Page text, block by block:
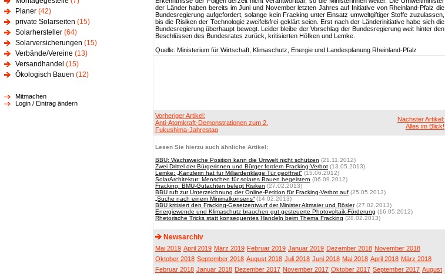
Planer (42)
private Solarseiten (15)
Solarhersteller (64)
Solarversicherungen (15)
Verbände/Vereine (13)
Versandhandel (15)
Ökologisch Bauen (12)
Mitmachen
Login / Eintrag ändern
der Länder haben bereits im Juni und November letzten Jahres auf Initiative von Rheinland-Pfalz die
Bundesregierung aufgefordert, solange kein Fracking unter Einsatz umweltgiftiger Stoffe zuzulassen,
bis die Risiken der Technologie zweifelsfrei geklärt seien. Erst nach der Länderinitiative habe sich die
Bundesregierung überhaupt bewegt. Leider bleibe der Vorschlag der Bundesregierung weit hinter den
Beschlüssen des Bundesrates zurück, kritisierten Höfken und Lemke.
Quelle: Ministerium für Wirtschaft, Klimaschutz, Energie und Landesplanung Rheinland-Pfalz
Vorheriger Artikel:
Anti-Atomkraft-Demonstrationen zum 2.
Fukushima-Jahrestag
Nächster Artikel:
Alles im Blick!
Lesen Sie hierzu auch ähnliche Artikel:
BBU: Wachsweiche Position kann die Umwelt nicht schützen (21.11.2012)
Zwei Drittel der Bürgerinnen und Bürger fordern Fracking-Verbot (13.05.2013)
Lemke: „Kanzlerin hat für Milliardenklage Tür geöffnet“ (15.06.2012)
SolarArchitektur: Menschen für solares Bauen begeistern (06.09.2012)
Fracking: BMU-Gutachten belegt Risiken (27.02.2013)
BBU ruft zur Unterzeichnung der Online-Petition für Fracking-Verbot auf (25.05.2013)
„Suche nach einem Minimalkonsens“ (14.02.2013)
BBU kritisiert den Fracking-Gesetzentwurf der Minister Altmaier und Rösler(27.02.2013)
Energiewende und Klimaschutz brauchen gut gesteuerte Photovoltaik-Förderung (16.05.2012)
Rhetorische Tricks statt konsequentes Handeln beim Thema Fracking (28.02.2013)
Newsarchiv
Mai 2019 April 2019 März 2019 Februar 2019 Januar 2019 Dezember 2018 November 2018
Oktober 2018 September 2018 August 2018 Juli 2018 Juni 2018 Mai 2018 April 2018 März 2018
Februar 2018 Januar 2018 Dezember 2017 November 2017 Oktober 2017 September 2017 August